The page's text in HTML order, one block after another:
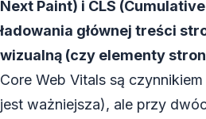
Next Paint) i CLS
ładowania głównej treści
wizualną (czy elementy
Core Web Vitals są
jest ważniejsza), ale przy